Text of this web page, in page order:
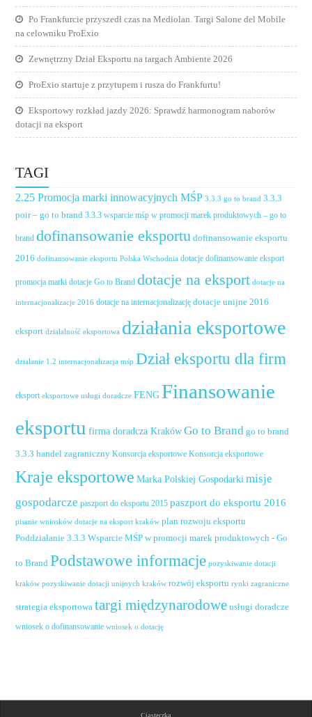
Po Frankfurcie przyszedł czas na Mediolan. Targi Salone del Mobile
na celowniku ProExio
Zewnętrzny Dział Eksportu na targach Ambiente 2026
ProExio startuje z przytupem i rusza do Frankfurtu!
Eksportowy rozkład jazdy 2026: Sprawdź harmonogram naborów
dotacji na eksport
TAGI
2.25 Promocja marki innowacyjnych MŚP 3.3.3 go to brand 3.3.3
poir – go to brand 3.3.3 wsparcie mśp w promocji marek produktowych – go to
brand dofinansowanie eksportu dofinansowanie eksportu
2016 dofinansowanie eksportu Polska Wschodnia dotacje dofinansowanie eksport
promocja marki dotacje Go to Brand dotacje na eksport dotacje na
internacjonalizacje 2016 dotacje na internacjonalizację dotacje unijne 2016
eksport działalność eksportowa działania eksportowe
działanie 1.2 internacjonalizacja mśp Dział eksportu dla firm
eksport eksportowe usługi doradcze FENG Finansowanie
eksportu firma doradcza Kraków Go to Brand go to brand
3.3.3 handel zagraniczny Konsorcja eksportowe Konsorcja eksportowe
Kraje eksportowe Marka Polskiej Gospodarki misje
gospodarcze paszport do eksportu 2015 paszport do eksportu 2016
pisanie wniosków dotacje na eksport kraków plan rozwoju eksportu
Poddziałanie 3.3.3 Wsparcie MŚP w promocji marek produktowych - Go
to Brand Podstawowe informacje pozyskiwanie dotacji
kraków pozyskiwanie dotacji unijnych kraków rozwój eksportu rynki zagraniczne
strategia eksportowa targi międzynarodowe usługi doradcze
wniosek o dofinansowanie wniosek o dotację